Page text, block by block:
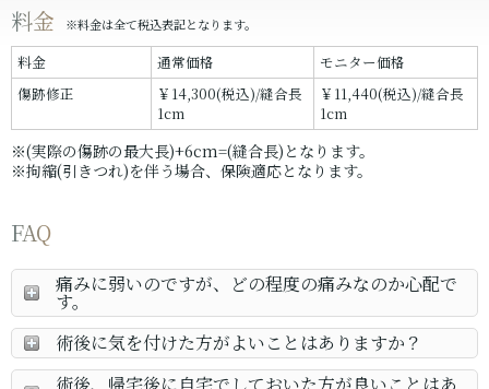
料金 ※料金は全て税込表記となります。
料金 通常価格
モニター価格
傷跡修正
￥14,300(税込)/縫合長
1cm
￥11,440(税込)/縫合長
1cm
※(実際の傷跡の最大長)+6cm=(縫合長)となります。
※拘縮(引きつれ)を伴う場合、保険適応となります。
FAQ
痛みに弱いのですが、どの程度の痛みなのか心配で
す。
術後に気を付けた方がよいことはありますか？
術後、帰宅後に自宅でしておいた方が良いことはあ